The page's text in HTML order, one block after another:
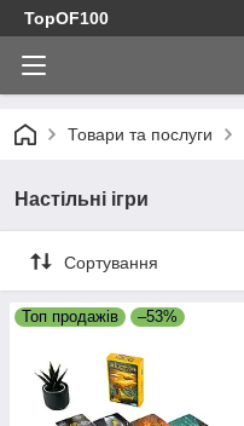
TopOF100
Товари та послуги
Настільні ігри
Сортування
Топ продажів –53%